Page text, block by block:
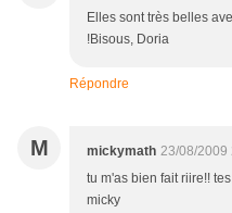
Elles sont très belles
!Bisous, Doria
Répondre
M mickymath 23/08/2009
tu m'as bien fait riire!!
micky